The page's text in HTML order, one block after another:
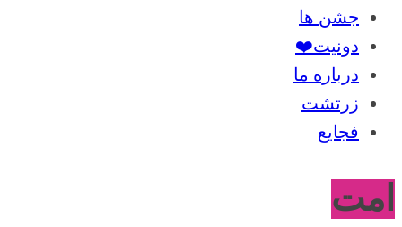
جشن ها
دونیت❤️
درباره ما
زرتشت
فجایع
امت